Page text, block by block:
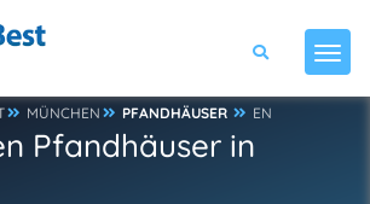
MÜNCHEN PFANDHÄUSER EN
Pfandhäuser in